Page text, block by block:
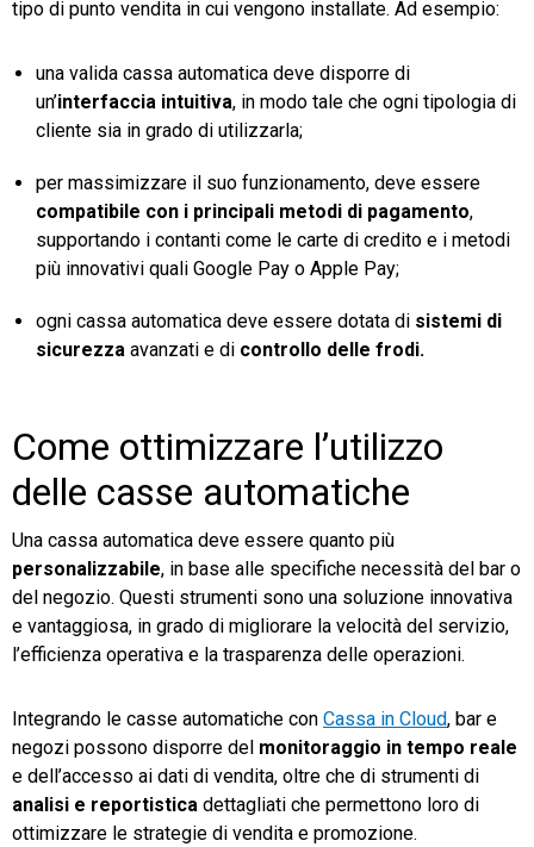
tipo di punto vendita in cui vengono installate. Ad esempio:
una valida cassa automatica deve disporre di
un’interfaccia intuitiva, in modo tale che ogni tipologia di
cliente sia in grado di utilizzarla;
per massimizzare il suo funzionamento, deve essere
compatibile con i principali metodi di pagamento,
supportando i contanti come le carte di credito e i metodi
più innovativi quali Google Pay o Apple Pay;
ogni cassa automatica deve essere dotata di sistemi di
sicurezza avanzati e di controllo delle frodi.
Come ottimizzare l’utilizzo
delle casse automatiche
Una cassa automatica deve essere quanto più
personalizzabile, in base alle specifiche necessità del bar o
del negozio. Questi strumenti sono una soluzione innovativa
e vantaggiosa, in grado di migliorare la velocità del servizio,
l’efficienza operativa e la trasparenza delle operazioni.
Integrando le casse automatiche con Cassa in Cloud, bar e
negozi possono disporre del monitoraggio in tempo reale
e dell’accesso ai dati di vendita, oltre che di strumenti di
analisi e reportistica dettagliati che permettono loro di
ottimizzare le strategie di vendita e promozione.